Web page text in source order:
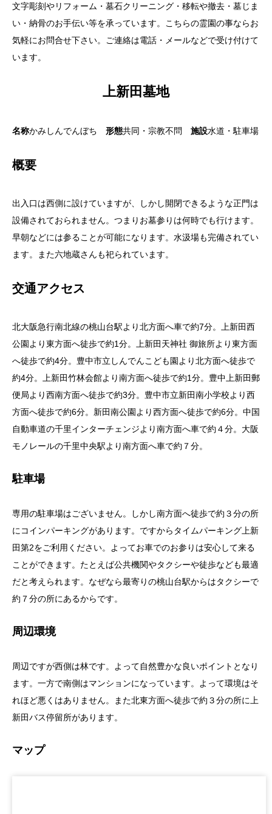
文字彫刻やリフォーム・墓石クリーニング・移転や撤去・墓じま
い・納骨のお手伝い等を承っています。こちらの霊園の事ならお
気軽にお問合せ下さい。ご連絡は電話・メールなどで受け付けて
います。
上新田墓地
名称かみしんでんぼち 形態共同・宗教不問 施設水道・駐車場
概要
出入口は西側に設けていますが、しかし開閉できるような正門は
設備されておられません。つまりお墓参りは何時でも行けます。
早朝などには参ることが可能になります。水汲場も完備されてい
ます。また六地蔵さんも祀られています。
交通アクセス
北大阪急行南北線の桃山台駅より北方面へ車で約7分。上新田西
公園より東方面へ徒歩で約1分。上新田天神社 御旅所より東方面
へ徒歩で約4分。豊中市立しんでんこども園より北方面へ徒歩で
約4分。上新田竹林会館より南方面へ徒歩で約1分。豊中上新田郵
便局より西南方面へ徒歩で約3分。豊中市立新田南小学校より西
方面へ徒歩で約6分。新田南公園より西方面へ徒歩で約6分。中国
自動車道の千里インターチェンジより南方面へ車で約４分。大阪
モノレールの千里中央駅より南方面へ車で約７分。
駐車場
専用の駐車場はございません。しかし南方面へ徒歩で約３分の所
にコインパーキングがあります。ですからタイムパーキング上新
田第2をご利用ください。よってお車でのお参りは安心して来る
ことができます。たとえば公共機関やタクシーや徒歩なども最適
だと考えられます。なぜなら最寄りの桃山台駅からはタクシーで
約７分の所にあるからです。
周辺環境
周辺ですが西側は林です。よって自然豊かな良いポイントとなり
ます。一方で南側はマンションになっています。よって環境はそ
れほど悪くはありません。また北東方面へ徒歩で約３分の所に上
新田バス停留所があります。
マップ